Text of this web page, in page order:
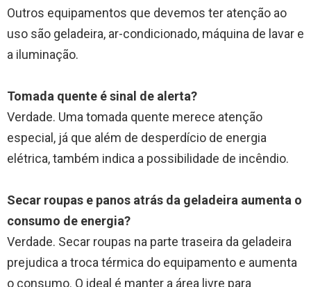
Outros equipamentos que devemos ter atenção ao
uso são geladeira, ar-condicionado, máquina de lavar e
a iluminação.
Tomada quente é sinal de alerta?
Verdade. Uma tomada quente merece atenção
especial, já que além de desperdício de energia
elétrica, também indica a possibilidade de incêndio.
Secar roupas e panos atrás da geladeira aumenta o
consumo de energia?
Verdade. Secar roupas na parte traseira da geladeira
prejudica a troca térmica do equipamento e aumenta
o consumo. O ideal é manter a área livre para